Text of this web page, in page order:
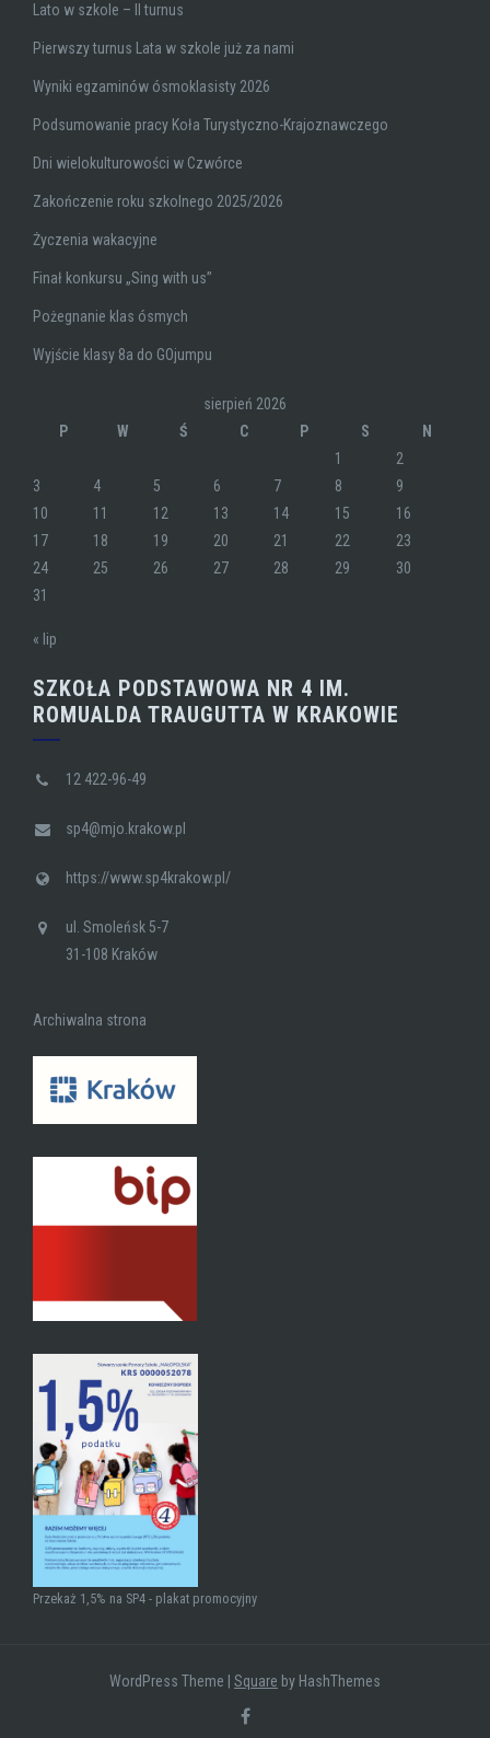
Lato w szkole – II turnus
Pierwszy turnus Lata w szkole już za nami
Wyniki egzaminów ósmoklasisty 2026
Podsumowanie pracy Koła Turystyczno-Krajoznawczego
Dni wielokulturowości w Czwórce
Zakończenie roku szkolnego 2025/2026
Życzenia wakacyjne
Finał konkursu „Sing with us”
Pożegnanie klas ósmych
Wyjście klasy 8a do GOjumpu
sierpień 2026
P
W Ś C P S
N
1
2
3
4 5 6 7 8
9
10
11 12 13 14 15
16
17
18 19 20 21 22
23
24
25 26 27 28 29
30
31
« lip
SZKOŁA PODSTAWOWA NR 4 IM.
ROMUALDA TRAUGUTTA W KRAKOWIE
12 422-96-49
sp4@mjo.krakow.pl
https://www.sp4krakow.pl/
ul. Smoleńsk 5-7
31-108 Kraków
Archiwalna strona
Przekaż 1,5% na SP4 - plakat promocyjny
WordPress Theme Square by HashThemes